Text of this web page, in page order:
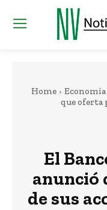
Home Economía
que oferta
El
anunció
de sus